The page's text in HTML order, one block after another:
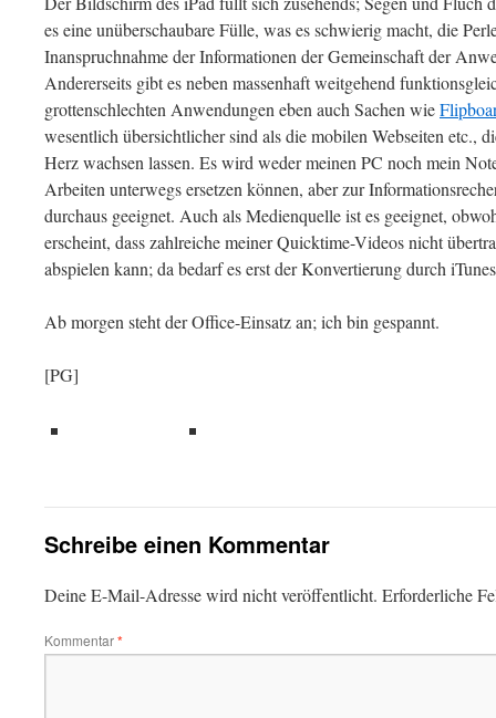
es eine unüberschaubare Fülle, was es schwierig macht, die
Inanspruchnahme der Informationen der Gemeinschaft der
Andererseits gibt es neben massenhaft weitgehend
grottenschlechten Anwendungen eben auch Sachen wie
wesentlich übersichtlicher sind als die mobilen Webseiten etc.,
Herz wachsen lassen. Es wird weder meinen PC noch mein
Arbeiten unterwegs ersetzen können, aber zur
durchaus geeignet. Auch als Medienquelle ist es geeignet,
erscheint, dass zahlreiche meiner Quicktime-Videos nicht
abspielen kann; da bedarf es erst der Konvertierung durch
Ab morgen steht der Office-Einsatz an; ich bin gespannt.
[PG]
Schreibe einen Kommentar
Deine E-Mail-Adresse wird nicht veröffentlicht. Erforderliche
Kommentar*